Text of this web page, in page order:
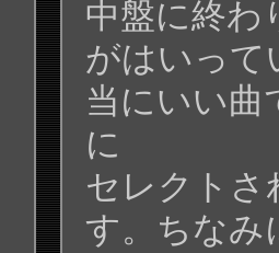
中盤に終わ
がはいって
当にいい曲
に
セレクトさ
す。ちなみ